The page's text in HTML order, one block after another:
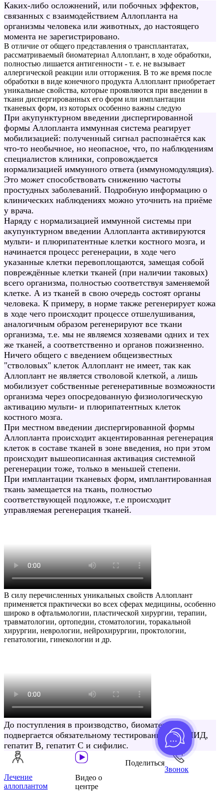
Каких-либо осложнений, или побочных эффектов,
связанных с взаимодействием Аллопланта на
организмы человека или животных, до настоящего
момента не зарегистрировано.
В отличие от общего представления о трансплантатах,
рассматриваемый биоматериал Аллоплант, в ходе обработки,
полностью лишается антигенности - т. е. не вызывает
аллергической реакции или отторжения. В то же время после
обработки в виде конечного продукта Аллоплант приобретает
уникальные свойства, которые проявляются при введении в
ткани диспергированных его форм или имплантации
тканевых форм, из которых особенно важны следую
При акупунктурном введении диспергированной
формы Аллопланта иммунная система реагирует
мобилизацией: полученный сигнал распознаётся как
что-то необычное, но неопасное, что, по наблюдениям
специалистов клиники, сопровождается
нормализацией иммунного ответа (иммуномодуляция).
Это может способствовать снижению частоты
простудных заболеваний. Подробную информацию о
клинических наблюдениях можно уточнить на приёме
у врача.
Наряду с нормализацией иммунной системы при
акупунктурном введении Аллопланта активируются
мульти- и плюрипатентные клетки костного мозга, и
начинается процесс регенерации, в ходе чего
указанные клетки перевоплощаются, замещая собой
повреждённые клетки тканей (при наличии таковых)
всего организма, полностью соответствуя заменяемой
клетке. А из тканей в свою очередь состоят органы
человека. К примеру, в норме также регенерирует кожа
в ходе чего происходит процессе отшелушивания,
аналогичным образом регенерируют все ткани
организма, т.е. мы не являемся хозяевами одних и тех
же тканей, а соответственно и органов пожизненно.
Ничего общего с введением общеизвестных
"стволовых" клеток Аллоплант не имеет, так как
Аллоплант не является стволовой клеткой, а лишь
мобилизует собственные регенеративные возможности
организма через опосредованную физиологическую
активацию мульти- и плюрипатентных клеток
костного мозга.
При местном введении диспергированной формы
Аллопланта происходит акцентированная регенерация
клеток в составе тканей в зоне введения, но при этом
происходит вышеописанная активация системной
регенерации тоже, только в меньшей степени.
При имплантации тканевых форм, имплантированная
ткань замещается на ткань, полностью
соответствующей подложке, т.е происходит
управляемая регенерация тканей.
В силу перечисленных уникальных свойств Аллоплант
применяется практически во всех сферах медицины, особенно
широко в офтальмологии, пластической хирургии, терапии,
травматологии, ортопедии, стоматологии, торакальной
хирургии, неврологии, нейрохирургии, проктологии,
гепатологии, гинекологии и др.
До поступления в производство, биоматериал
подвергается обязательному тестированию на СПИД,
гепатит В, гепатит C и сифилис.
Лечение
аллоплантом
Видео о
центре
Поделиться
Звонок